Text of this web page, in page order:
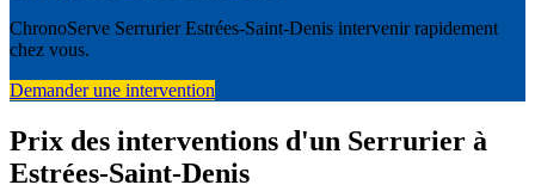
ChronoServe Serrurier Estrées-Saint-Denis intervenir rapidement
chez vous.
Demander une intervention
Prix des interventions d'un Serrurier à
Estrées-Saint-Denis